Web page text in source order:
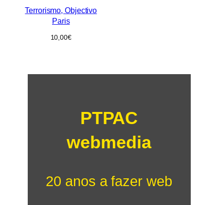
Terrorismo, Objectivo
Paris
10,00€
PTPAC
webmedia
20 anos a fazer web